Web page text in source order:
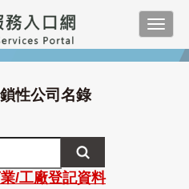
性公司名錄
/工廠登記資料